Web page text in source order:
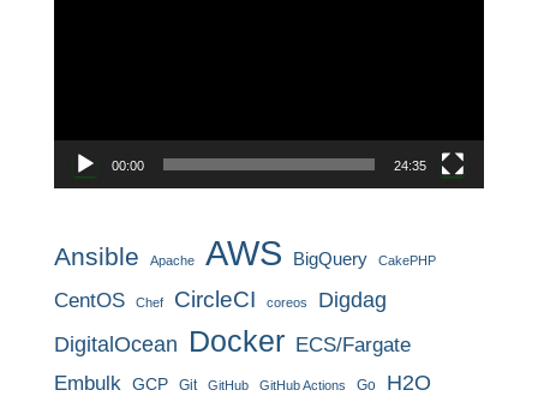
00:00 24:35
Ansible Apache AWS BigQuery CakePHP
CentOS Chef CircleCI coreos
Digdag
DigitalOcean Docker ECS/Fargate
Embulk GCP Git GitHub GitHub Actions Go H2O